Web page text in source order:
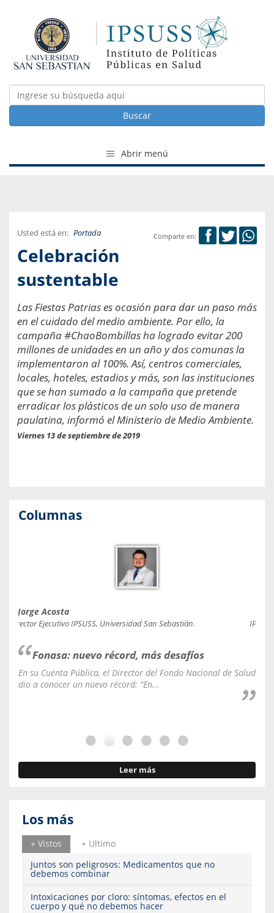
Buscar
Abrir menú
Comparte en:
Usted está en: Portada
Celebración
sustentable
Las Fiestas Patrias es ocasión para dar un paso más
en el cuidado del medio ambiente. Por ello, la
campaña #ChaoBombillas ha logrado evitar 200
millones de unidades en un año y dos comunas la
implementaron al 100%. Así, centros comerciales,
locales, hoteles, estadios y más, son las instituciones
que se han sumado a la campaña que pretende
erradicar los plásticos de un solo uso de manera
paulatina, informó el Ministerio de Medio Ambiente.
Viernes 13 de septiembre de 2019
Columnas
Jorge Acosta
Director Ejecutivo IPSUSS, Universidad San Sebastián.
Fonasa: nuevo récord, más desafíos
En su Cuenta Pública, el Director del Fondo Nacional de Salud
dio a conocer un nuevo récord: “En...
Leer más
Los más
+ Vistos
+ Ultimo
Juntos son peligrosos: Medicamentos que no
debemos combinar
Intoxicaciones por cloro: síntomas, efectos en el
cuerpo y qué no debemos hacer